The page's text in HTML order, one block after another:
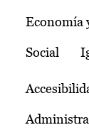
Temas
Economía
Social